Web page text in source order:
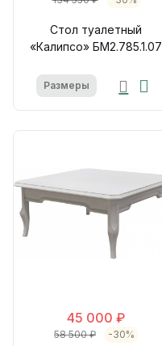
Стол туалетный
«Калипсо» БМ2.785.1.07
Размеры
45 000 ₽
58 500 ₽ -30%